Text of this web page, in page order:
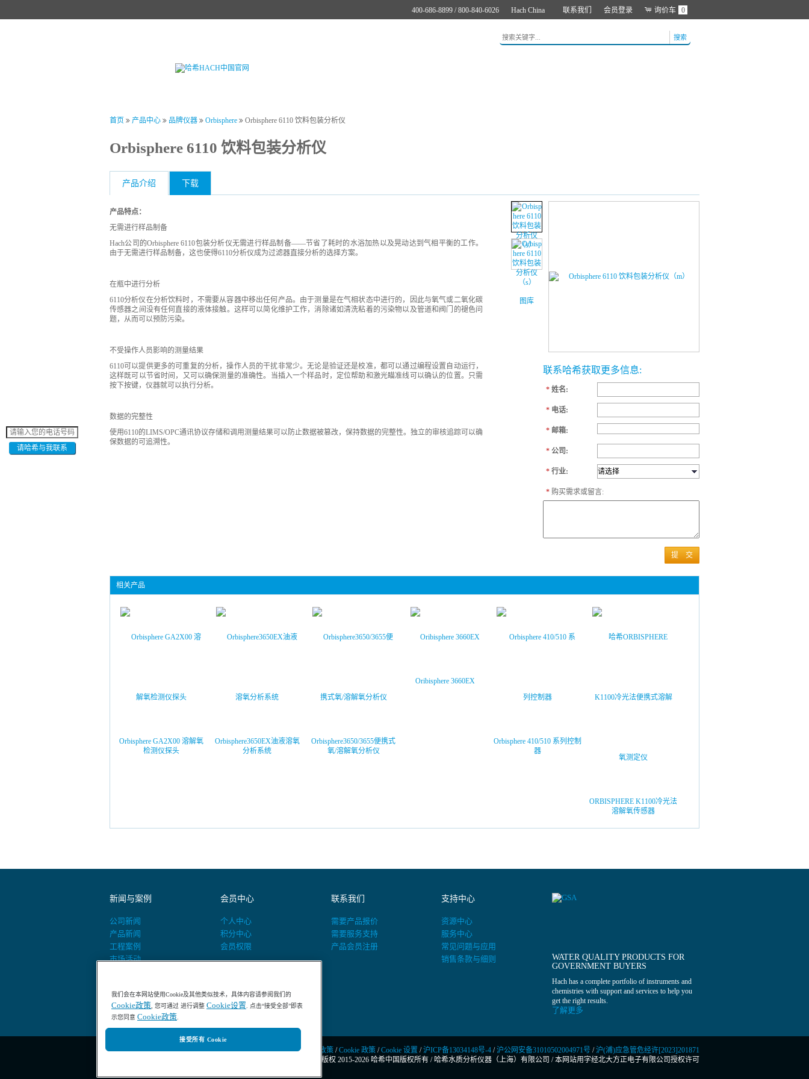
联系我们 会员登录 询价车 0
Hach China
400-686-8899 / 800-840-6026
搜索
首页 产品中心 品牌仪器 Orbisphere Orbisphere 6110 饮料包装分析仪
Orbisphere 6110 饮料包装分析仪
产品介绍 下载
图库
产品特点：
无需进行样品制备
Hach公司的Orbisphere 6110包装分析仪无需进行样品制备——节省了耗时的水浴加热以及晃动达到气相平衡的工作。
由于无需进行样品制备，这也使得6110分析仪成为过滤器直接分析的选择方案。
在瓶中进行分析
6110分析仪在分析饮料时，不需要从容器中移出任何产品。由于测量是在气相状态中进行的，因此与氧气或二氧化碳
传感器之间没有任何直接的液体接触。这样可以简化维护工作，消除诸如清洗粘着的污染物以及管道和阀门的褪色问
题，从而可以预防污染。
不受操作人员影响的测量结果
6110可以提供更多的可重复的分析，操作人员的干扰非常少。无论是验证还是校准，都可以通过编程设置自动运行，
这样既可以节省时间，又可以确保测量的准确性。当插入一个样品时，定位帮助和激光瞄准线可以确认的位置。只需
按下按键，仪器就可以执行分析。
数据的完整性
使用6110的LIMS/OPC通讯协议存储和调用测量结果可以防止数据被篡改，保持数据的完整性。独立的审核追踪可以确
保数据的可追溯性。
联系哈希获取更多信息:
* 姓名:
* 电话:
* 邮箱:
* 公司:
* 行业:
* 购买需求或留言:
提 交
相关产品
Orbisphere GA2X00 溶解氧
检测仪探头
Orbisphere3650EX油液溶氧
分析系统
Orbisphere3650/3655便携式
氧/溶解氧分析仪
Oribisphere 3660EX
Orbisphere 410/510 系列控制
器
ORBISPHERE K1100冷光法
溶解氧传感器
新闻与案例
公司新闻
产品新闻
工程案例
市场活动
会员中心
个人中心
积分中心
会员权限
联系我们
需要产品报价
需要服务支持
产品会员注册
支持中心
资源中心
服务中心
常见问题与应用
销售条款与细则
WATER QUALITY PRODUCTS FOR
GOVERNMENT BUYERS
Hach has a complete portfolio of instruments and
chemistries with support and services to help you
get the right results.
了解更多
400-686-8899 / 800-840-6026
隐私政策 /Cookie 政策 /Cookie 设置 /沪ICP备13034148号-4 /沪公网安备31010502004971号 /沪(浦)应急管危经许[2023]201871
© 版权 2015-2026 哈希中国版权所有 /哈希水质分析仪器（上海）有限公司 /本网站用字经北大方正电子有限公司授权许可
请哈希与我联系
我们会在本网站使用Cookie及其他类似技术，具体内容请参阅我们的
Cookie政策, 您可通过 进行调整 Cookie设置. 点击“接受全部”即表
示您同意 Cookie政策.
接受所有 Cookie